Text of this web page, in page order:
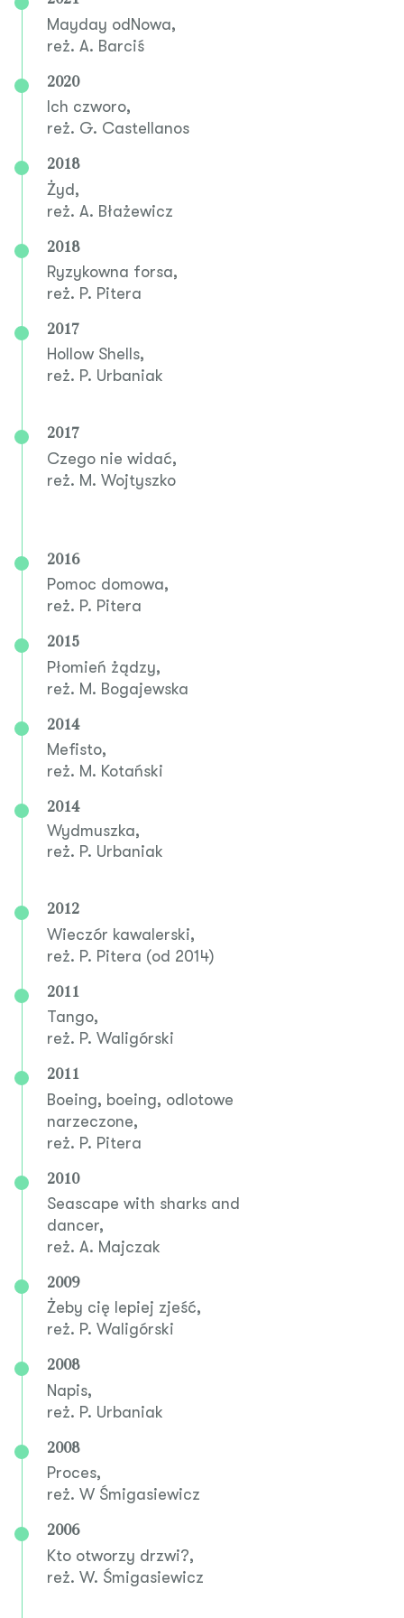
Mayday odNowa,
reż. A. Barciś
2020
Ich czworo,
reż. G. Castellanos
2018
Żyd,
reż. A. Błażewicz
2018
Ryzykowna forsa,
reż. P. Pitera
2017
Hollow Shells,
reż. P. Urbaniak
2017
Czego nie widać,
reż. M. Wojtyszko
2016
Pomoc domowa,
reż. P. Pitera
2015
Płomień żądzy,
reż. M. Bogajewska
2014
Mefisto,
reż. M. Kotański
2014
Wydmuszka,
reż. P. Urbaniak
2012
Wieczór kawalerski,
reż. P. Pitera (od 2014)
2011
Tango,
reż. P. Waligórski
2011
Boeing, boeing, odlotowe
narzeczone,
reż. P. Pitera
2010
Seascape with sharks and
dancer,
reż. A. Majczak
2009
Żeby cię lepiej zjeść,
reż. P. Waligórski
2008
Napis,
reż. P. Urbaniak
2008
Proces,
reż. W Śmigasiewicz
2006
Kto otworzy drzwi?,
reż. W. Śmigasiewicz